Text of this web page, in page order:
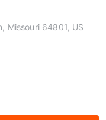
Missouri 64801, US